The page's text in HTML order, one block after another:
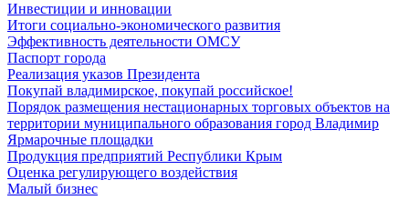
Инвестиции и инновации
Итоги социально-экономического развития
Эффективность деятельности ОМСУ
Паспорт города
Реализация указов Президента
Покупай владимирское, покупай российское!
Порядок размещения нестационарных торговых объектов на
территории муниципального образования город Владимир
Ярмарочные площадки
Продукция предприятий Республики Крым
Оценка регулирующего воздействия
Малый бизнес